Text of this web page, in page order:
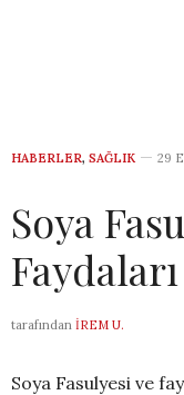
HABERLER, SAĞLIK 29
Soya
Faydaları
tarafından İREM U.
Soya Fasulyesi ve